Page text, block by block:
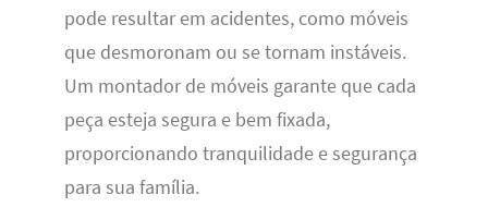
pode resultar em acidentes, como móveis
que desmoronam ou se tornam instáveis.
Um montador de móveis garante que cada
peça esteja segura e bem fixada,
proporcionando tranquilidade e segurança
para sua família.